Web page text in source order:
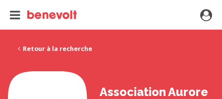
Retour à la recherche
Association Aurore